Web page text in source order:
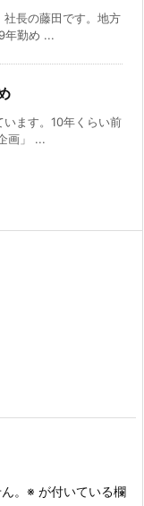
長の藤田です。地方
年勤め ...
ます。10年くらい前
画」 ...
。 ※ が付いている欄